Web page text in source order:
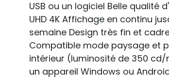
USB ou un logiciel Belle qualité
UHD 4K Affichage en continu
semaine Design très fin et
Compatible mode paysage et
intérieur (luminosité de 350
un appareil Windows ou